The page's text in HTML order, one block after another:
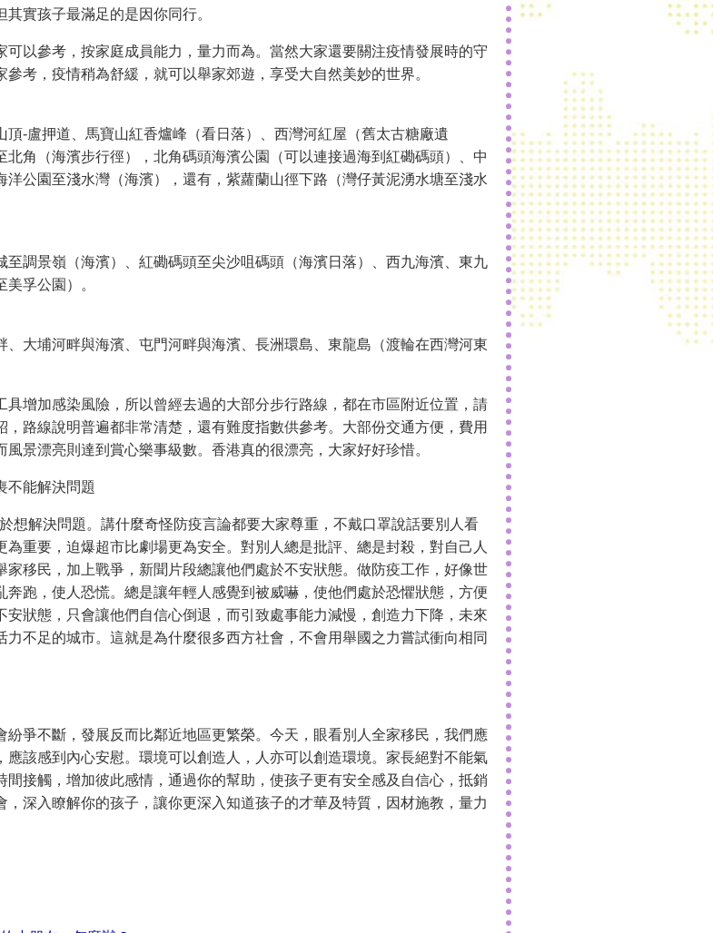
實孩子最滿足的是因你同行。
以參考，按家庭成員能力，量力而為。當然大家還要關注疫情發展時的守
考，疫情稍為舒緩，就可以舉家郊遊，享受大自然美妙的世界。
-盧押道、馬寶山紅香爐峰（看日落）、西灣河紅屋（舊太古糖廠遺
角（海濱步行徑），北角碼頭海濱公園（可以連接過海到紅磡碼頭）、中
公園至淺水灣（海濱），還有，紫蘿蘭山徑下路（灣仔黃泥湧水塘至淺水
調景嶺（海濱）、紅磡碼頭至尖沙咀碼頭（海濱日落）、西九海濱、東九
孚公園）。
大埔河畔與海濱、屯門河畔與海濱、長洲環島、東龍島（渡輪在西灣河東
增加感染風險，所以曾經去過的大部分步行路線，都在市區附近位置，請
路線說明普遍都非常清楚，還有難度指數供參考。大部份交通方便，費用
景漂亮則達到賞心樂事級數。香港真的很漂亮，大家好好珍惜。
不能解決問題
想解決問題。講什麼奇怪防疫言論都要大家尊重，不戴口罩說話要別人看
重要，迫爆超市比劇場更為安全。對別人總是批評、總是封殺，對自己人
移民，加上戰爭，新聞片段總讓他們處於不安狀態。做防疫工作，好像世
跑，使人恐慌。總是讓年輕人感覺到被威嚇，使他們處於恐懼狀態，方便
狀態，只會讓他們自信心倒退，而引致處事能力減慢，創造力下降，未來
不足的城市。這就是為什麼很多西方社會，不會用舉國之力嘗試衝向相同
爭不斷，發展反而比鄰近地區更繁榮。今天，眼看別人全家移民，我們應
該感到內心安慰。環境可以創造人，人亦可以創造環境。家長絕對不能氣
接觸，增加彼此感情，通過你的幫助，使孩子更有安全感及自信心，抵銷
深入瞭解你的孩子，讓你更深入知道孩子的才華及特質，因材施教，量力